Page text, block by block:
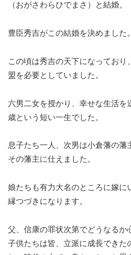
（おがさわらひでまさ）と結婚。
豊臣秀吉がこの結婚を決めました。
この頃は秀吉の天下になっており
盟を必要としていました。
六男二女を授かり、幸せな生活を
歳という短い一生でした。
息子たち一人、次男は小倉藩の藩
その藩主に仕えました。
娘たちも有力大名のところに嫁に
縁つづきになります。
父、信康の罪状次第でどうなるか
子供たちは皆、立派に成長できた